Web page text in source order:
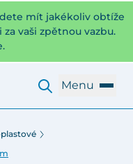
mít jakékoliv obtíže
vaši zpětnou vazbu.
Menu